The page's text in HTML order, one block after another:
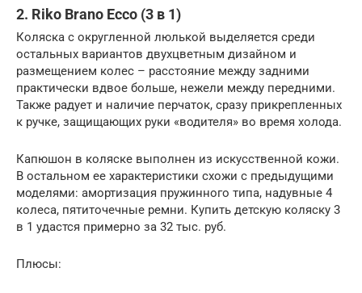
2. Riko Brano Ecco (3 в 1)
Коляска с округленной люлькой выделяется среди
остальных вариантов двухцветным дизайном и
размещением колес – расстояние между задними
практически вдвое больше, нежели между передними.
Также радует и наличие перчаток, сразу прикрепленных
к ручке, защищающих руки «водителя» во время холода.
Капюшон в коляске выполнен из искусственной кожи.
В остальном ее характеристики схожи с предыдущими
моделями: амортизация пружинного типа, надувные 4
колеса, пятиточечные ремни. Купить детскую коляску 3
в 1 удастся примерно за 32 тыс. руб.
Плюсы: